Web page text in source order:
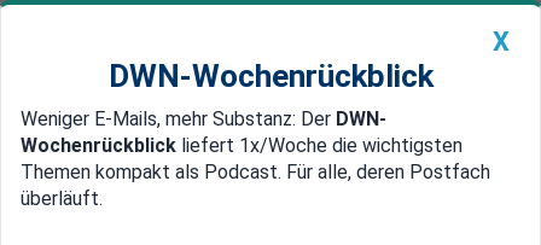
Newsticker MEIN DWN: Geldanlage Premium
Edelmetalle DWN-Magazin China
X
DWN-Wochenrückblick
Weniger E-Mails, mehr Substanz: Der DWN-
Wochenrückblick liefert 1x/Woche die wichtigsten
Themen kompakt als Podcast. Für alle, deren Postfach
überläuft.